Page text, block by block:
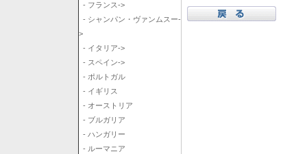
- フランス->
- シャンパン・ヴァンムスー-
>
- イタリア->
- スペイン->
- ポルトガル
- イギリス
- オーストリア
- ブルガリア
- ハンガリー
- ルーマニア